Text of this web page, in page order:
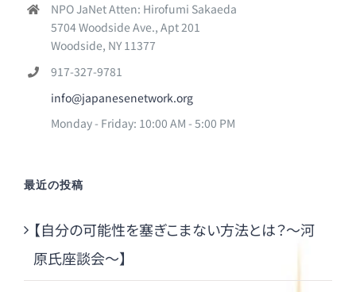
NPO JaNet Atten: Hirofumi Sakaeda
5704 Woodside Ave., Apt 201
Woodside, NY 11377
917-327-9781
info@japanesenetwork.org
Monday - Friday: 10:00 AM - 5:00 PM
最近の投稿
【自分の可能性を塞ぎこまない方法とは？～河
原氏座談会～】